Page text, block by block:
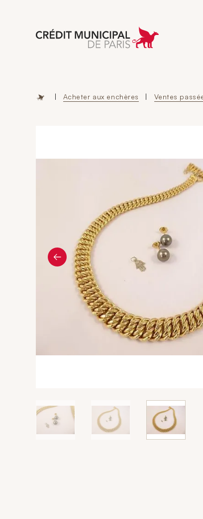
Aller à
| Acheter aux enchères | Ventes